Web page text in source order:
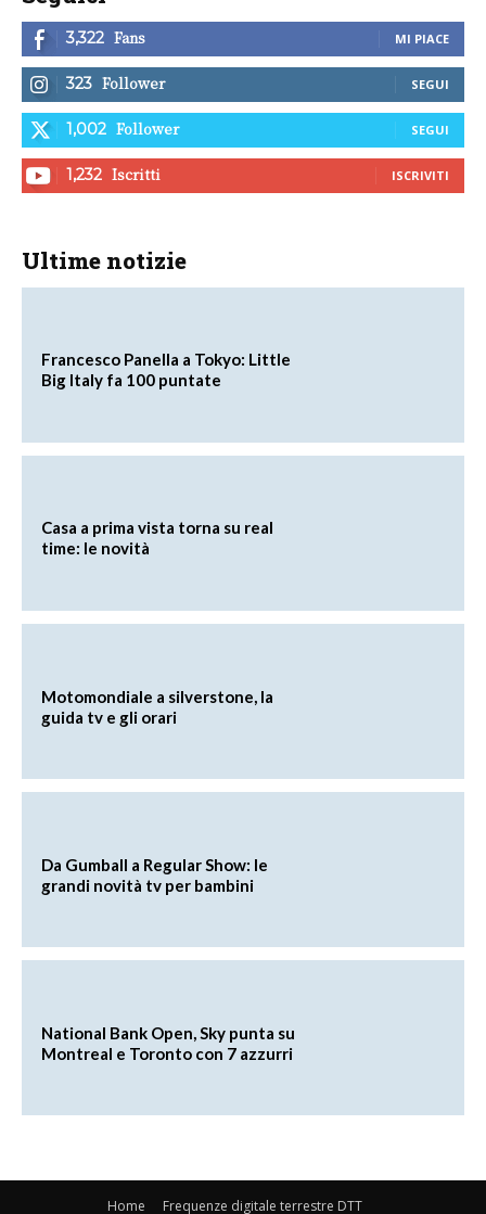
3,322 Fans MI PIACE
323 Follower SEGUI
1,002 Follower SEGUI
1,232 Iscritti ISCRIVITI
Ultime notizie
Francesco Panella a Tokyo: Little
Big Italy fa 100 puntate
Casa a prima vista torna su real
time: le novità
Motomondiale a silverstone, la
guida tv e gli orari
Da Gumball a Regular Show: le
grandi novità tv per bambini
National Bank Open, Sky punta su
Montreal e Toronto con 7 azzurri
Home Frequenze digitale terrestre DTT